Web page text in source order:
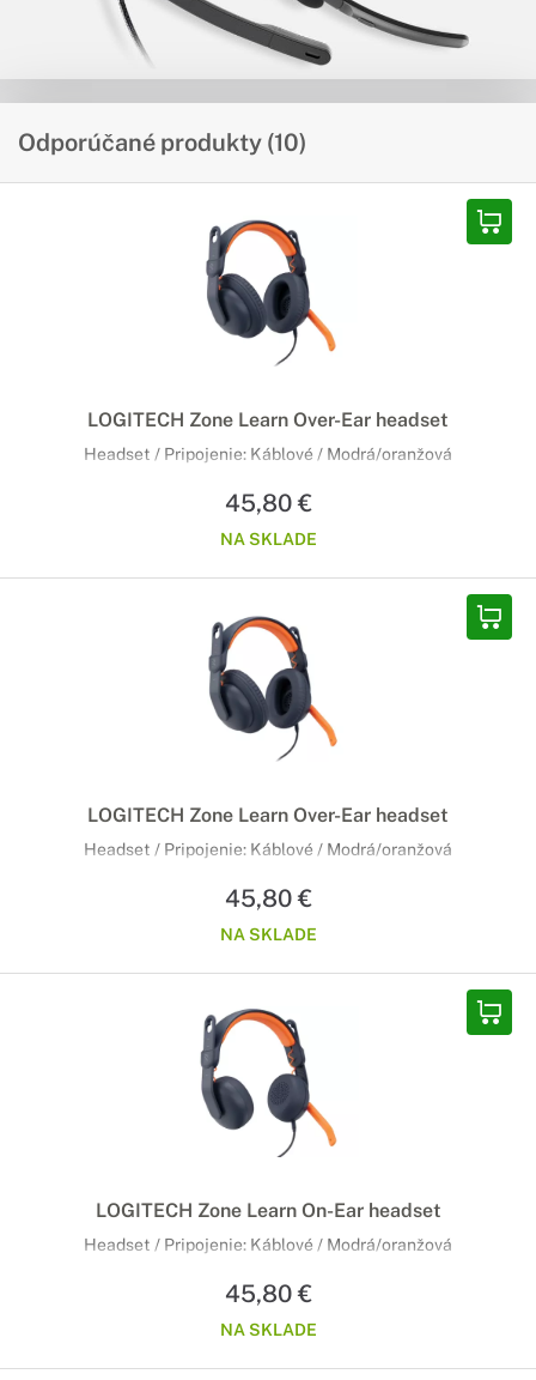
Odporúčané produkty (10)
LOGITECH Zone Learn Over-Ear headset
Headset / Pripojenie: Káblové / Modrá/oranžová
45,80 €
NA SKLADE
LOGITECH Zone Learn Over-Ear headset
Headset / Pripojenie: Káblové / Modrá/oranžová
45,80 €
NA SKLADE
LOGITECH Zone Learn On-Ear headset
Headset / Pripojenie: Káblové / Modrá/oranžová
45,80 €
NA SKLADE